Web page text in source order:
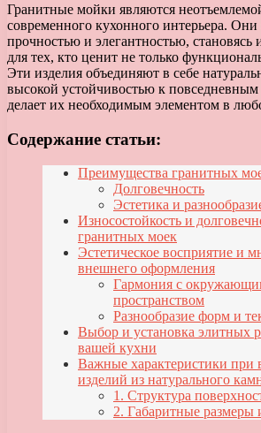
Гранитные мойки являются
современного кухонного интерьера. Они
прочностью и элегантностью,
для тех, кто ценит не только
Эти изделия объединяют в себе
высокой устойчивостью к повседневным
делает их необходимым элементом в
Содержание статьи:
Преимущества гранитных
Долговечность
Эстетика и
Износостойкость и
гранитных моек
Эстетическое восприятие и
внешнего оформления
Гармония с
пространством
Разнообразие форм и
Выбор и установка элитных
вашей кухни
Важные характеристики при
изделий из натурального
1. Структура
2. Габаритные размеры